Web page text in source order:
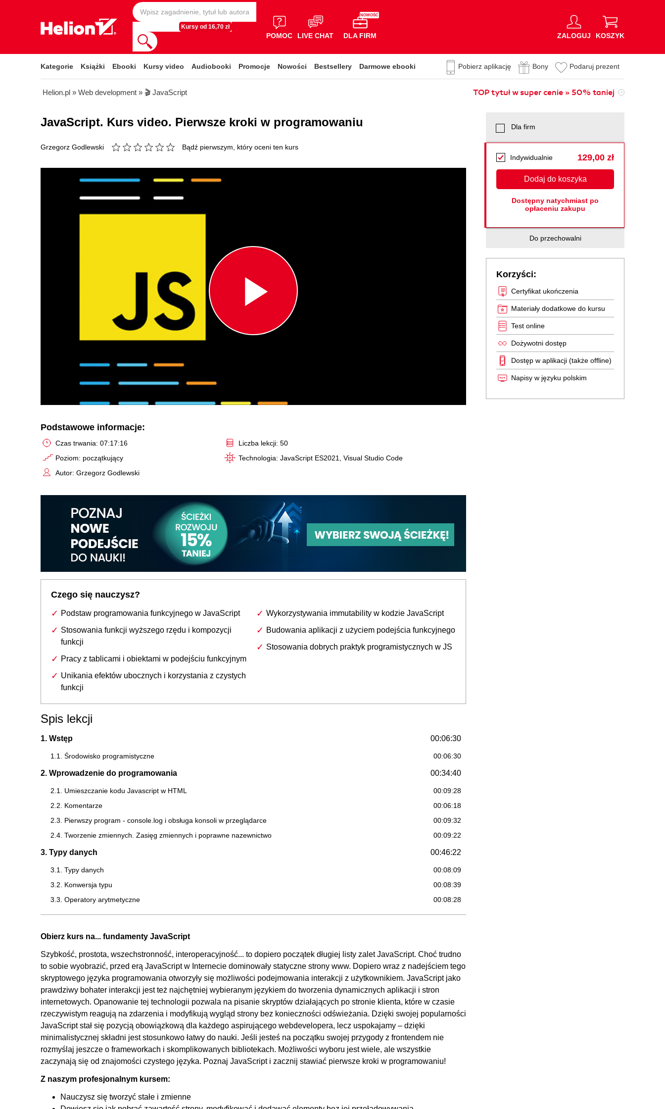
Kursy od 16,70 zł
POMOC LIVE CHAT
NOWOŚĆ
DLA FIRM ZALOGUJ KOSZYK
Kategorie Książki Ebooki Kursy video Audiobooki Promocje Nowości Bestsellery Darmowe ebooki Pobierz aplikację Bony Podaruj prezent
Helion.pl » Web development » 🎬 JavaScript TOP tytuł w super cenie » 50% taniej
JavaScript. Kurs video. Pierwsze kroki w programowaniu
Grzegorz Godlewski Bądź pierwszym, który oceni ten kurs
Play
Video
Podstawowe informacje:
Czas trwania: 07:17:16
Poziom: początkujący
Autor: Grzegorz Godlewski
Liczba lekcji: 50
Technologia: JavaScript ES2021, Visual Studio Code
Dla firm
Indywidualnie 129,00 zł
Dodaj do koszyka
Dostępny natychmiast po
opłaceniu zakupu
Do przechowalni
Korzyści:
Certyfikat ukończenia
Materiały dodatkowe do kursu
Test online
Dożywotni dostęp
Dostęp w aplikacji (także offline)
Napisy w języku polskim
Czego się nauczysz?
Podstaw programowania funkcyjnego w JavaScript
Stosowania funkcji wyższego rzędu i kompozycji
funkcji
Pracy z tablicami i obiektami w podejściu funkcyjnym
Unikania efektów ubocznych i korzystania z czystych
funkcji
Wykorzystywania immutability w kodzie JavaScript
Budowania aplikacji z użyciem podejścia funkcyjnego
Stosowania dobrych praktyk programistycznych w JS
Spis lekcji
1. Wstęp 00:06:30
1.1. Środowisko programistyczne 00:06:30
2. Wprowadzenie do programowania 00:34:40
2.1. Umieszczanie kodu Javascript w HTML
00:09:28
2.2. Komentarze
00:06:18
2.3. Pierwszy program - console.log i obsługa konsoli w przeglądarce
00:09:32
2.4. Tworzenie zmiennych. Zasięg zmiennych i poprawne nazewnictwo
00:09:22
3. Typy danych 00:46:22
3.1. Typy danych
00:08:09
3.2. Konwersja typu
00:08:39
3.3. Operatory arytmetyczne
00:08:28
3.4. Operatory przypisania
00:04:32
3.7. Dodawanie typów danych
00:08:21
4. Instrukcje warunkowe i pętle 01:21:22
4.1. Instrukcje warunkowe - wprowadzenie
00:12:09
4.2. Instrukcje warunkowe if, if else
00:08:22
4.3. Instrukcja switch
4.4. Ćwiczenie instrukcji switch
00:14:40
4.5. Pętla for
4.6. Pętla while
4.7. Pętla for in
4.8. Instrukcje warunkowe - zadanie
Obierz kurs na... fundamenty JavaScript
Szybkość, prostota, wszechstronność, interoperacyjność... to dopiero początek długiej listy zalet JavaScript. Choć trudno
to sobie wyobrazić, przed erą JavaScript w Internecie dominowały statyczne strony www. Dopiero wraz z nadejściem tego
skryptowego języka programowania otworzyły się możliwości podejmowania interakcji z użytkownikiem. JavaScript jako
prawdziwy bohater interakcji jest też najchętniej wybieranym językiem do tworzenia dynamicznych aplikacji i stron
internetowych. Opanowanie tej technologii pozwala na pisanie skryptów działających po stronie klienta, które w czasie
rzeczywistym reagują na zdarzenia i modyfikują wygląd strony bez konieczności odświeżania. Dzięki swojej popularności
JavaScript stał się pozycją obowiązkową dla każdego aspirującego webdevelopera, lecz uspokajamy – dzięki
minimalistycznej składni jest stosunkowo łatwy do nauki. Jeśli jesteś na początku swojej przygody z frontendem nie
rozmyślaj jeszcze o frameworkach i skomplikowanych bibliotekach. Możliwości wyboru jest wiele, ale wszystkie
zaczynają się od znajomości czystego języka. Poznaj JavaScript i zacznij stawiać pierwsze kroki w programowaniu!
Z naszym profesjonalnym kursem:
Nauczysz się tworzyć stałe i zmienne